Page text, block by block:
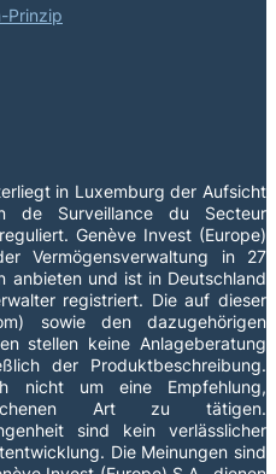
Prinzip
in Luxemburg der Aufsicht
de Surveillance du Secteur
Genève Invest (Europe)
Vermögensverwaltung in 27
anbieten und ist in Deutschland
registriert. Die auf dieser
sowie den dazugehörigen
stellen keine Anlageberatung
der Produktbeschreibung.
nicht um eine Empfehlung,
Art zu tätigen.
sind kein verlässlicher
Die Meinungen sind